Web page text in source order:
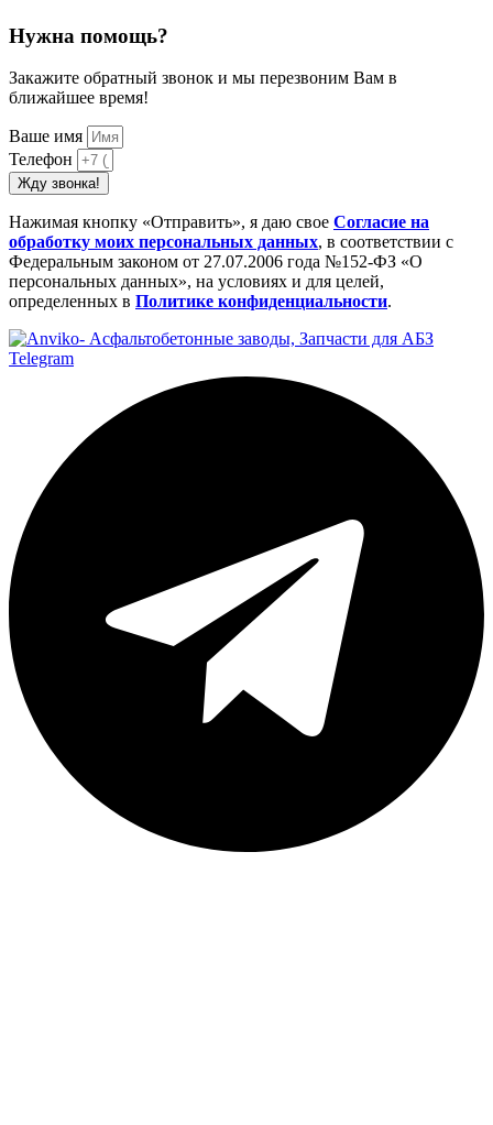
Нужна помощь?
Закажите обратный звонок и мы перезвоним Вам в
ближайшее время!
Ваше имя
Телефон
Жду звонка!
Нажимая кнопку «Отправить», я даю свое Cогласие на
обработку моих персональных данных, в соответствии с
Федеральным законом от 27.07.2006 года №152-ФЗ «О
персональных данных», на условиях и для целей,
определенных в Политике конфиденциальности.
Telegram